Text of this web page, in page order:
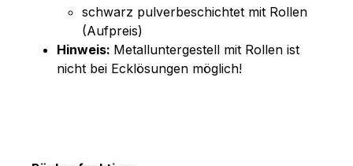
schwarz pulverbeschichtet mit Rollen
(Aufpreis)
Hinweis: Metalluntergestell mit Rollen ist
nicht bei Ecklösungen möglich!